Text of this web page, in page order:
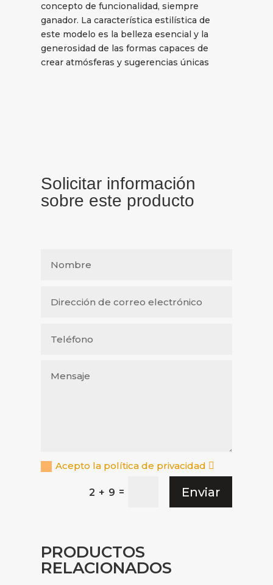
concepto de funcionalidad, siempre
ganador. La característica estilística de
este modelo es la belleza esencial y la
generosidad de las formas capaces de
crear atmósferas y sugerencias únicas
Solicitar información
sobre este producto
Acepto la política de privacidad
2 + 9 = Enviar
PRODUCTOS
RELACIONADOS